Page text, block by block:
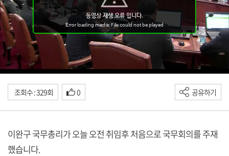
조회수 : 329회 0 공유하기
이완구 국무총리가 오늘 오전 취임후 처음으로 국무회의를 주재
했습니다.